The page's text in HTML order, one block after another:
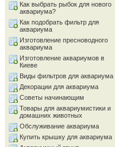
Как выбрать рыбок для нового
аквариума?
Как подобрать фильтр для
аквариума
Изготовление пресноводного
аквариума
Изготовление аквариумов в
Киеве
Виды фильтров для аквариума
Декорации для аквариума
Советы начинающим
Товары для аквариумистики и
домашних животных
Обслуживание аквариума
Купить крышку для аквариума